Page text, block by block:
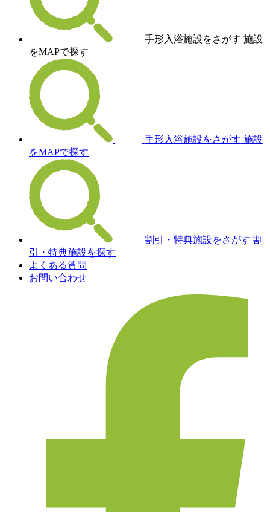
手形入浴施設をさがす 施設
をMAPで探す
手形入浴施設をさがす 施設
をMAPで探す
割引・特典施設をさがす 割
引・特典施設を探す
よくある質問
お問い合わせ